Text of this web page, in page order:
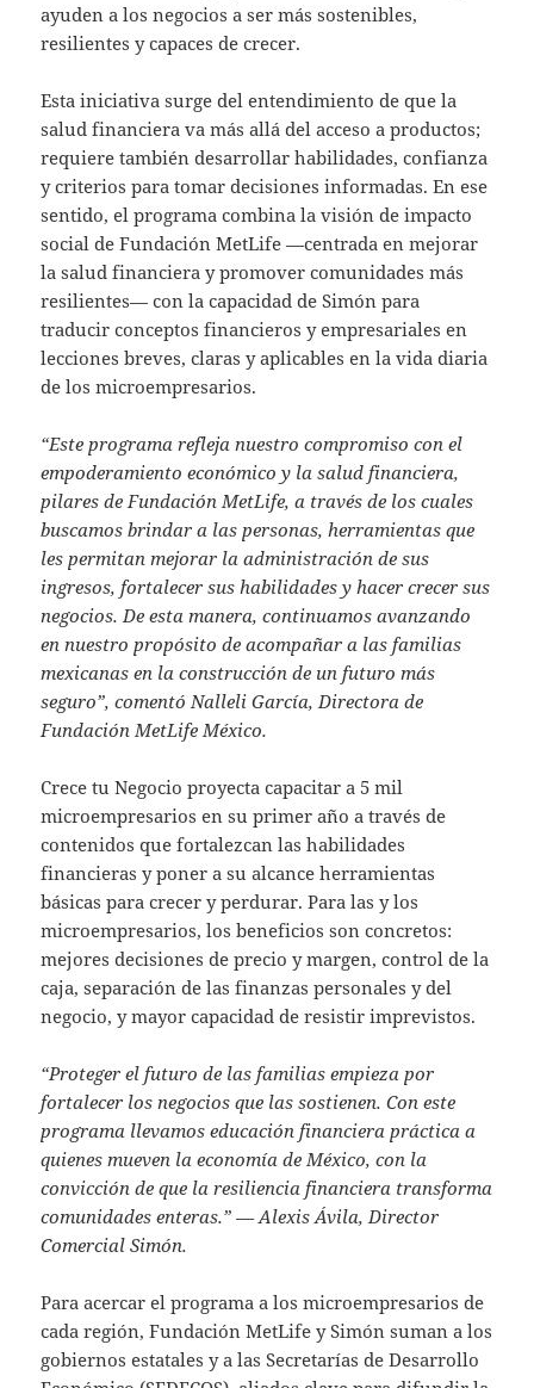
ayuden a los negocios a ser más sostenibles,
resilientes y capaces de crecer.
Esta iniciativa surge del entendimiento de que la
salud financiera va más allá del acceso a productos;
requiere también desarrollar habilidades, confianza
y criterios para tomar decisiones informadas. En ese
sentido, el programa combina la visión de impacto
social de Fundación MetLife —centrada en mejorar
la salud financiera y promover comunidades más
resilientes— con la capacidad de Simón para
traducir conceptos financieros y empresariales en
lecciones breves, claras y aplicables en la vida diaria
de los microempresarios.
“Este programa refleja nuestro compromiso con el
empoderamiento económico y la salud financiera,
pilares de Fundación MetLife, a través de los cuales
buscamos brindar a las personas, herramientas que
les permitan mejorar la administración de sus
ingresos, fortalecer sus habilidades y hacer crecer sus
negocios. De esta manera, continuamos avanzando
en nuestro propósito de acompañar a las familias
mexicanas en la construcción de un futuro más
seguro”, comentó Nalleli García, Directora de
Fundación MetLife México.
Crece tu Negocio proyecta capacitar a 5 mil
microempresarios en su primer año a través de
contenidos que fortalezcan las habilidades
financieras y poner a su alcance herramientas
básicas para crecer y perdurar. Para las y los
microempresarios, los beneficios son concretos:
mejores decisiones de precio y margen, control de la
caja, separación de las finanzas personales y del
negocio, y mayor capacidad de resistir imprevistos.
“Proteger el futuro de las familias empieza por
fortalecer los negocios que las sostienen. Con este
programa llevamos educación financiera práctica a
quienes mueven la economía de México, con la
convicción de que la resiliencia financiera transforma
comunidades enteras.” — Alexis Ávila, Director
Comercial Simón.
Para acercar el programa a los microempresarios de
cada región, Fundación MetLife y Simón suman a los
gobiernos estatales y a las Secretarías de Desarrollo